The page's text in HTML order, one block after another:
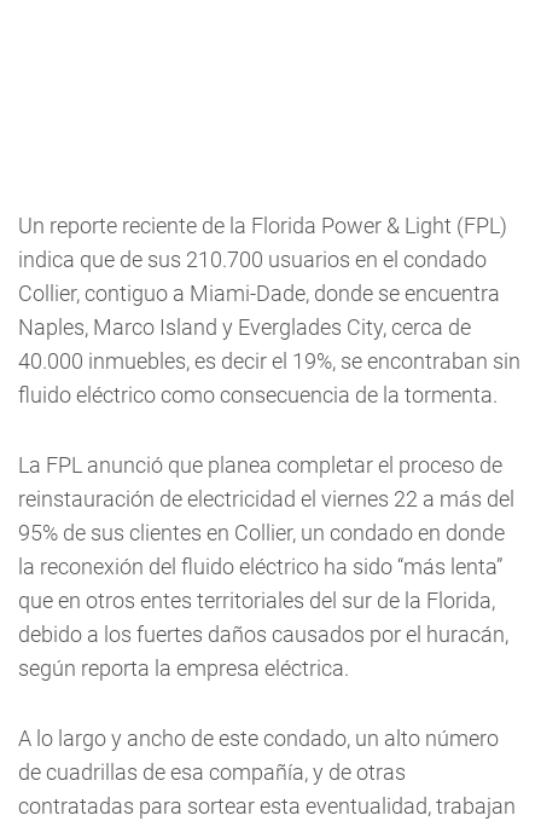
Un reporte reciente de la Florida Power & Light (FPL)
indica que de sus 210.700 usuarios en el condado
Collier, contiguo a Miami-Dade, donde se encuentra
Naples, Marco Island y Everglades City, cerca de
40.000 inmuebles, es decir el 19%, se encontraban sin
fluido eléctrico como consecuencia de la tormenta.
La FPL anunció que planea completar el proceso de
reinstauración de electricidad el viernes 22 a más del
95% de sus clientes en Collier, un condado en donde
la reconexión del fluido eléctrico ha sido “más lenta”
que en otros entes territoriales del sur de la Florida,
debido a los fuertes daños causados por el huracán,
según reporta la empresa eléctrica.
A lo largo y ancho de este condado, un alto número
de cuadrillas de esa compañía, y de otras
contratadas para sortear esta eventualidad, trabajan